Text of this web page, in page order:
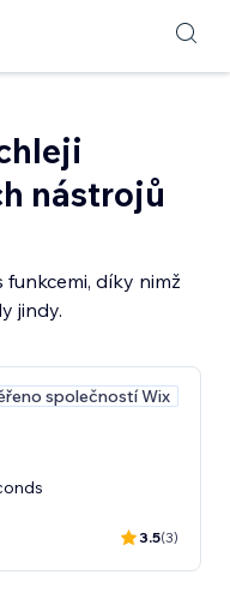
nástrojů
díky nimž
jindy.
společností Wix
3.5(3)